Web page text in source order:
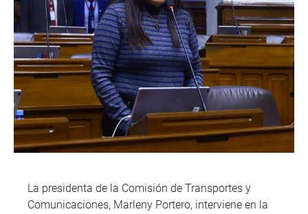
La presidenta de la Comisión de Transportes y
Comunicaciones, Marleny Portero, interviene en la